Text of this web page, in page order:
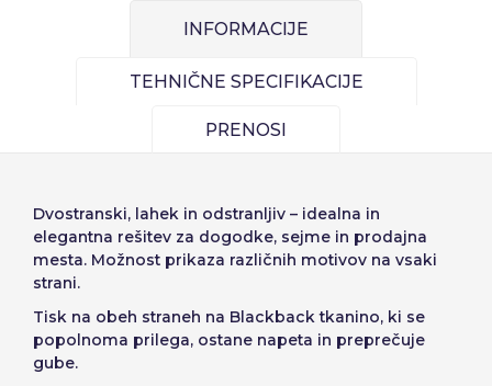
Uporabnik (VAT):
Zapomni si geslo: Da Ne
Obnovitev gesla
Español
English
Português
Sverige
Denmark
Slovenija
Finnish
Norway
INFORMACIJE
TEHNIČNE SPECIFIKACIJE
PRENOSI
Dvostranski, lahek in odstranljiv – idealna in
elegantna rešitev za dogodke, sejme in prodajna
mesta. Možnost prikaza različnih motivov na vsaki
strani.
Tisk na obeh straneh na Blackback tkanino, ki se
popolnoma prilega, ostane napeta in preprečuje
gube.
Precios por unidad
Od 1 −1,00 €
Espera, por favor
Seleccionar número
diseñar
Prekliči Nadaljuj
Espere, por favor